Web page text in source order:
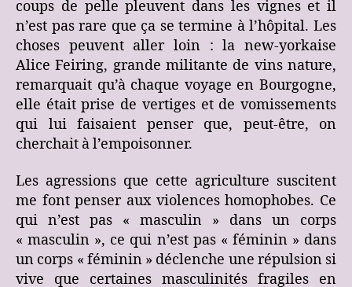
coups de pelle pleuvent dans les vignes et il
n’est pas rare que ça se termine à l’hôpital. Les
choses peuvent aller loin : la new-yorkaise
Alice Feiring, grande militante de vins nature,
remarquait qu’à chaque voyage en Bourgogne,
elle était prise de vertiges et de vomissements
qui lui faisaient penser que, peut-être, on
cherchait à l’empoisonner.
Les agressions que cette agriculture suscitent
me font penser aux violences homophobes. Ce
qui n’est pas « masculin » dans un corps
« masculin », ce qui n’est pas « féminin » dans
un corps « féminin » déclenche une répulsion si
vive que certaines masculinités fragiles en